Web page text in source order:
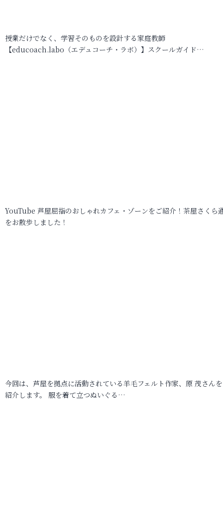
授業だけでなく、学習そのものを設計する家庭教師
【educoach.labo（エデュコーチ・ラボ）】スクールガイド…
YouTube 芦屋屈指のおしゃれカフェ・ゾーンをご紹介！茶屋さくら
をお散歩しました！
今回は、芦屋を拠点に活動されている羊毛フェルト作家、原 茂さん
紹介します。 服を着て立つぬいぐる…